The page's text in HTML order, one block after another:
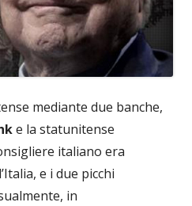
mediante due banche,
e la statunitense
italiano era
e i due picchi
in